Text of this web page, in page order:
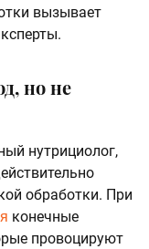
вызывает
но не
нутрициолог,
обработки. При
конечные
провоцируют